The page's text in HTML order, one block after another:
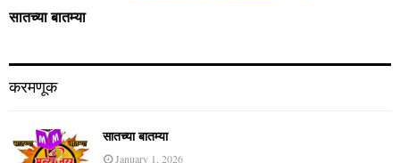
सातच्या बातम्या
करमणूक
सातच्या बातम्या
January 1, 2026